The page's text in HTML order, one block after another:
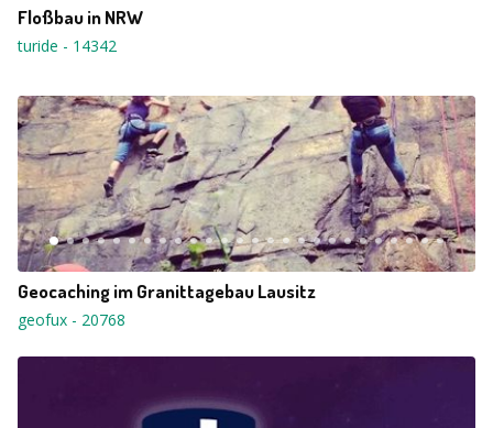
Floßbau in NRW
turide - 14342
Geocaching im Granittagebau Lausitz
geofux - 20768